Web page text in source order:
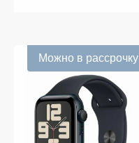
Можно в рассрочку